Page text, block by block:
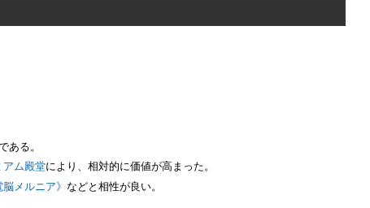
ある。
アム殿堂により、相対的に価値が高まった。
脳メルニア》などと相性が良い。